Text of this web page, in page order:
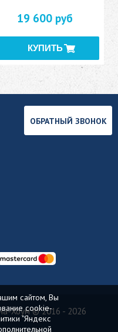
19 600 руб
ОБРАТНЫЙ ЗВОНОК
Хоум© 2016 - 2026
сайтом, Вы
cookie-
"Яндекс